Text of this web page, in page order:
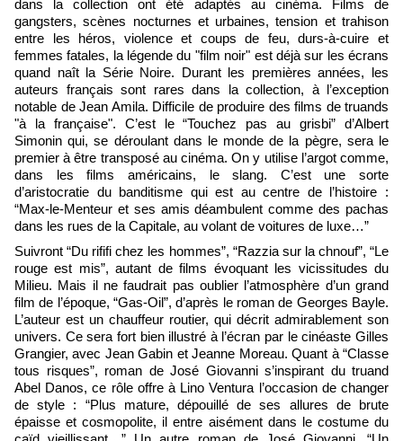
dans la collection ont été adaptés au cinéma. Films de
gangsters, scènes nocturnes et urbaines, tension et trahison
entre les héros, violence et coups de feu, durs-à-cuire et
femmes fatales, la légende du "film noir" est déjà sur les écrans
quand naît la Série Noire. Durant les premières années, les
auteurs français sont rares dans la collection, à l’exception
notable de Jean Amila. Difficile de produire des films de truands
"à la française". C’est le “Touchez pas au grisbi” d’Albert
Simonin qui, se déroulant dans le monde de la pègre, sera le
premier à être transposé au cinéma. On y utilise l’argot comme,
dans les films américains, le slang. C’est une sorte
d’aristocratie du banditisme qui est au centre de l’histoire :
“Max-le-Menteur et ses amis déambulent comme des pachas
dans les rues de la Capitale, au volant de voitures de luxe…”
Suivront “Du rififi chez les hommes”, “Razzia sur la chnouf”, “Le
rouge est mis”, autant de films évoquant les vicissitudes du
Milieu. Mais il ne faudrait pas oublier l’atmosphère d’un grand
film de l’époque, “Gas-Oil”, d’après le roman de Georges Bayle.
L’auteur est un chauffeur routier, qui décrit admirablement son
univers. Ce sera fort bien illustré à l’écran par le cinéaste Gilles
Grangier, avec Jean Gabin et Jeanne Moreau. Quant à “Classe
tous risques”, roman de José Giovanni s’inspirant du truand
Abel Danos, ce rôle offre à Lino Ventura l’occasion de changer
de style : “Plus mature, dépouillé de ses allures de brute
épaisse et cosmopolite, il entre aisément dans le costume du